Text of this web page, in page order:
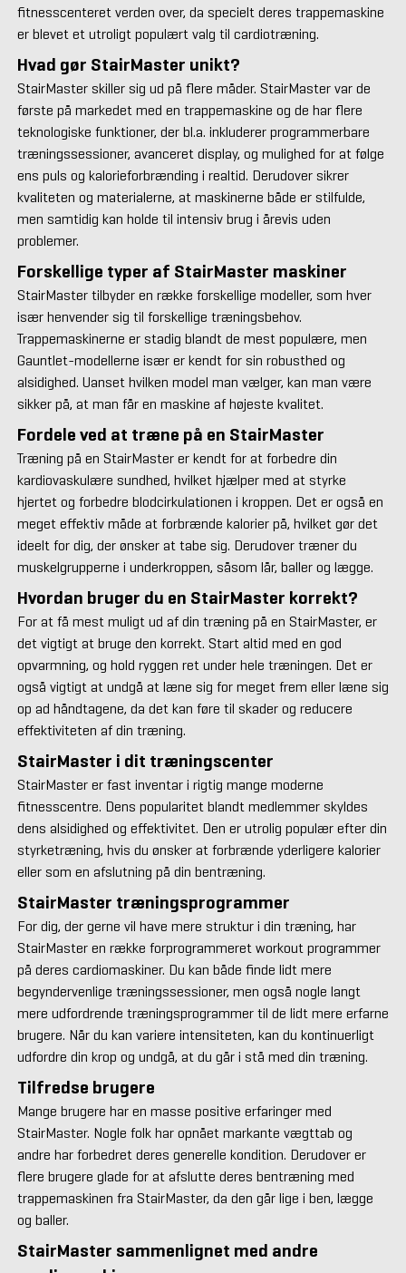
fitnesscenteret verden over, da specielt deres trappemaskine
er blevet et utroligt populært valg til cardiotræning.
Hvad gør StairMaster unikt?
StairMaster skiller sig ud på flere måder. StairMaster var de
første på markedet med en trappemaskine og de har flere
teknologiske funktioner, der bl.a. inkluderer programmerbare
træningssessioner, avanceret display, og mulighed for at følge
ens puls og kalorieforbrænding i realtid. Derudover sikrer
kvaliteten og materialerne, at maskinerne både er stilfulde,
men samtidig kan holde til intensiv brug i årevis uden
problemer.
Forskellige typer af StairMaster maskiner
StairMaster tilbyder en række forskellige modeller, som hver
især henvender sig til forskellige træningsbehov.
Trappemaskinerne er stadig blandt de mest populære, men
Gauntlet-modellerne især er kendt for sin robusthed og
alsidighed. Uanset hvilken model man vælger, kan man være
sikker på, at man får en maskine af højeste kvalitet.
Fordele ved at træne på en StairMaster
Træning på en StairMaster er kendt for at forbedre din
kardiovaskulære sundhed, hvilket hjælper med at styrke
hjertet og forbedre blodcirkulationen i kroppen. Det er også en
meget effektiv måde at forbrænde kalorier på, hvilket gør det
ideelt for dig, der ønsker at tabe sig. Derudover træner du
muskelgrupperne i underkroppen, såsom lår, baller og lægge.
Hvordan bruger du en StairMaster korrekt?
For at få mest muligt ud af din træning på en StairMaster, er
det vigtigt at bruge den korrekt. Start altid med en god
opvarmning, og hold ryggen ret under hele træningen. Det er
også vigtigt at undgå at læne sig for meget frem eller læne sig
op ad håndtagene, da det kan føre til skader og reducere
effektiviteten af din træning.
StairMaster i dit træningscenter
StairMaster er fast inventar i rigtig mange moderne
fitnesscentre. Dens popularitet blandt medlemmer skyldes
dens alsidighed og effektivitet. Den er utrolig populær efter din
styrketræning, hvis du ønsker at forbrænde yderligere kalorier
eller som en afslutning på din bentræning.
StairMaster træningsprogrammer
For dig, der gerne vil have mere struktur i din træning, har
StairMaster en række forprogrammeret workout programmer
på deres cardiomaskiner. Du kan både finde lidt mere
begyndervenlige træningssessioner, men også nogle langt
mere udfordrende træningsprogrammer til de lidt mere erfarne
brugere. Når du kan variere intensiteten, kan du kontinuerligt
udfordre din krop og undgå, at du går i stå med din træning.
Tilfredse brugere
Mange brugere har en masse positive erfaringer med
StairMaster. Nogle folk har opnået markante vægttab og
andre har forbedret deres generelle kondition. Derudover er
flere brugere glade for at afslutte deres bentræning med
trappemaskinen fra StairMaster, da den går lige i ben, lægge
og baller.
StairMaster sammenlignet med andre